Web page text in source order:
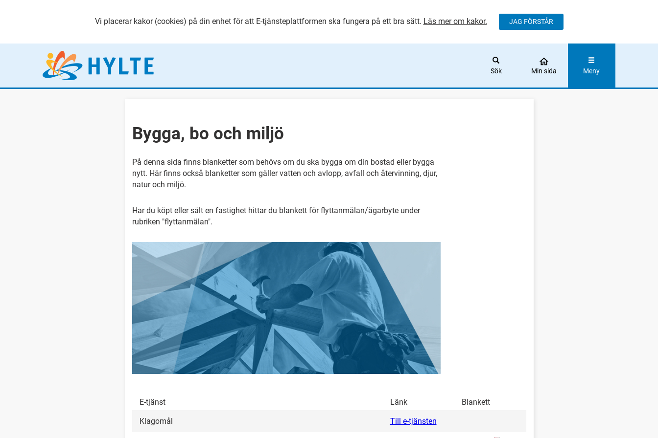
Vi placerar kakor (cookies) på din enhet för att E-tjänsteplattformen ska fungera på ett bra sätt. Läs mer om kakor. JAG FÖRSTÅR
Sök Min sida Meny
Bygga, bo och miljö
På denna sida finns blanketter som behövs om du ska bygga om din bostad eller bygga
nytt. Här finns också blanketter som gäller vatten och avlopp, avfall och återvinning, djur,
natur och miljö.
Har du köpt eller sålt en fastighet hittar du blankett för flyttanmälan/ägarbyte under
rubriken "flyttanmälan".
E-tjänst Länk Blankett
Klagomål Till e-tjänsten